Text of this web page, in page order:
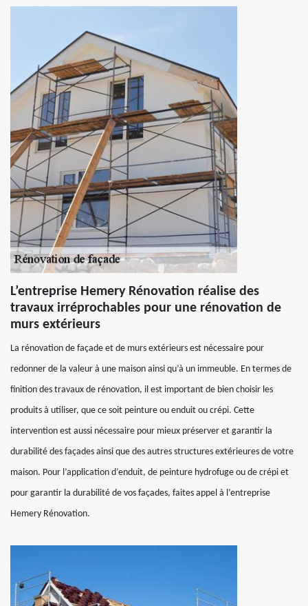
L’entreprise Hemery Rénovation réalise des
travaux irréprochables pour une rénovation de
murs extérieurs
La rénovation de façade et de murs extérieurs est nécessaire pour
redonner de la valeur à une maison ainsi qu’à un immeuble. En termes de
finition des travaux de rénovation, il est important de bien choisir les
produits à utiliser, que ce soit peinture ou enduit ou crépi. Cette
intervention est aussi nécessaire pour mieux préserver et garantir la
durabilité des façades ainsi que des autres structures extérieures de votre
maison. Pour l’application d’enduit, de peinture hydrofuge ou de crépi et
pour garantir la durabilité de vos façades, faites appel à l’entreprise
Hemery Rénovation.